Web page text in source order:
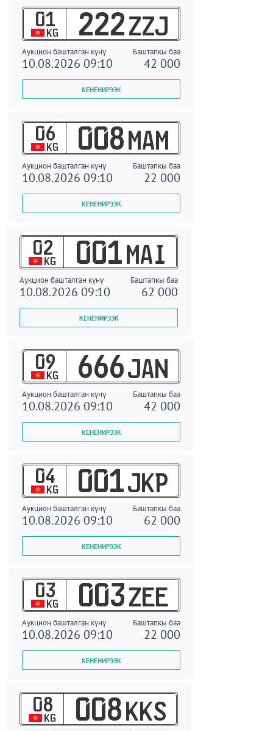
01
KG 222 ZZJ
Аукцион башталган күнү Баштапкы баа
10.08.2026 09:10 42 000
06
KG 008 MAM
Аукцион башталган күнү Баштапкы баа
10.08.2026 09:10 22 000
02
KG 001 MAI
Аукцион башталган күнү Баштапкы баа
10.08.2026 09:10 62 000
09
KG 666 JAN
Аукцион башталган күнү Баштапкы баа
10.08.2026 09:10 42 000
04
KG 001 JKP
Аукцион башталган күнү Баштапкы баа
10.08.2026 09:10 62 000
03
KG 003 ZEE
Аукцион башталган күнү Баштапкы баа
10.08.2026 09:10 22 000
08
KG 008 KKS